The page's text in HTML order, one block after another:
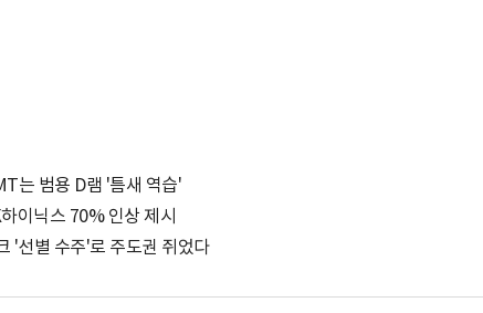
는 범용 D램 '틈새 역습'
이닉스 70% 인상 제시
'선별 수주'로 주도권 쥐었다